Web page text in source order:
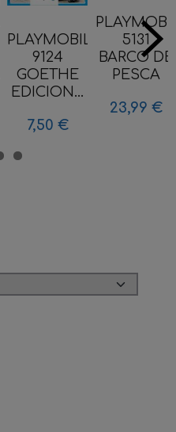
PLAYMOBIL
9124
GOETHE
EDICION...
7,50 €
5131
BARCO DE
PESCA
23,99 €